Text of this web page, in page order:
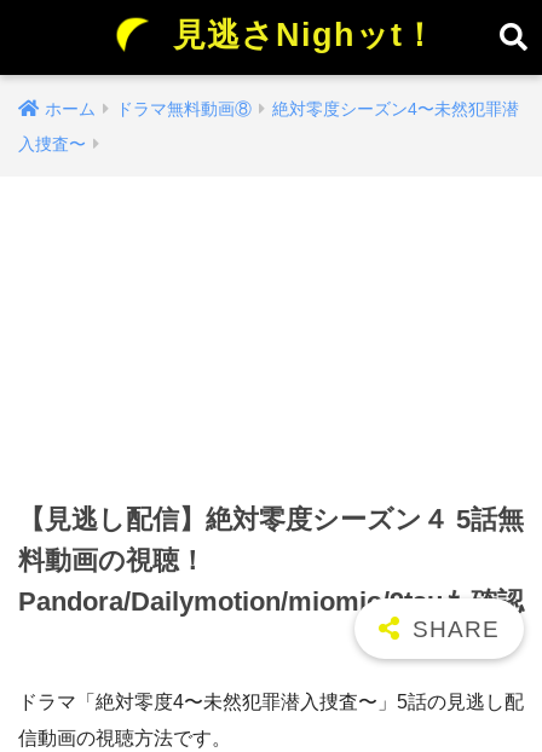
見逃さNighッt！
ホーム ドラマ無料動画⑧
絶対零度シーズン4〜未然犯罪潜
入捜査〜
【見逃し配信】絶対零度シーズン４ 5話無
料動画の視聴！
Pandora/Dailymotion/miomio/9tsuも確認
ドラマ「絶対零度4〜未然犯罪潜入捜査〜」5話の見逃し配
信動画の視聴方法です。